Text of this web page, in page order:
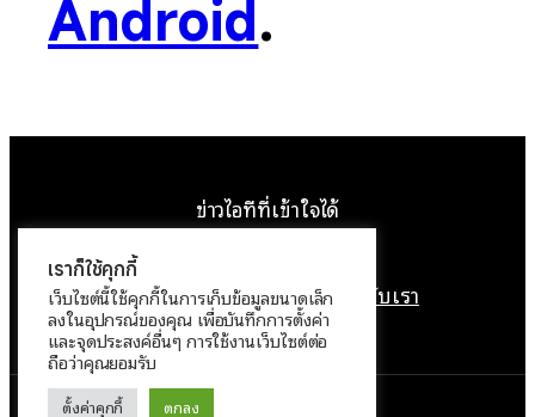
Android.
ข่าวไอทีที่เข้าใจได้
หน้าแรกติดต่อเราลิขสิทธิ์เกี่ยวกับเรา
นโยบายข้อมูลส่วนบุคคล
เราก็ใช้คุกกี้
เว็บไซต์นี้ใช้คุกกี้ในการเก็บข้อมูลขนาดเล็ก
ลงในอุปกรณ์ของคุณ เพื่อบันทึกการตั้งค่า
และจุดประสงค์อื่นๆ การใช้งานเว็บไซต์ต่อ
ถือว่าคุณยอมรับ
ตั้งค่าคุกกี้ ตกลง